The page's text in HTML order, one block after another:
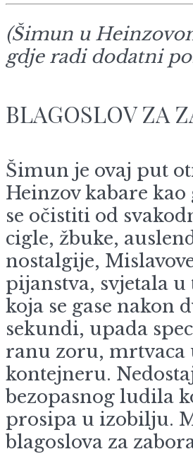
(Šimun u
gdje radi dodatni
BLAGOSLOV ZA
Šimun je ovaj put
Heinzov kabare kao
se očistiti od
cigle, žbuke,
nostalgije,
pijanstva, svjetala
koja se gase nakon
sekundi, upada
ranu zoru, mrtvaca
kontejneru.
bezopasnog ludila
prosipa u izobilju.
blagoslova za